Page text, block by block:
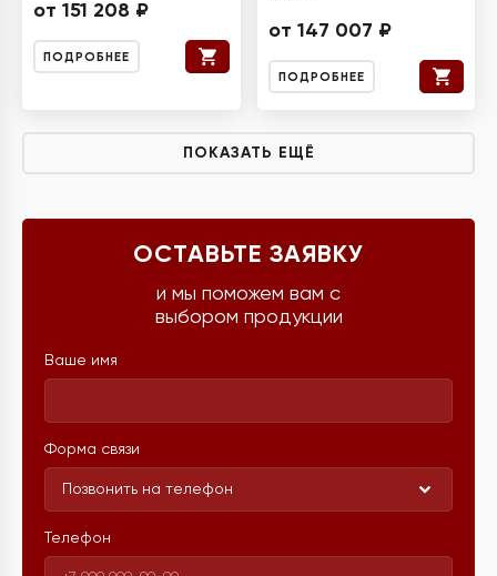
от 151 208 ₽
ПОДРОБНЕЕ
от 147 007 ₽
ПОДРОБНЕЕ
ПОКАЗАТЬ ЕЩЁ
ОСТАВЬТЕ ЗАЯВКУ
и мы поможем вам с
выбором продукции
Ваше имя
Форма связи
Позвонить на телефон
Телефон